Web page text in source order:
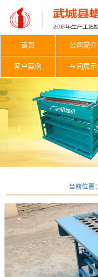
首页 公司简介
客户案例 车间展示
当前位置：
圆柱蜡烛机系列